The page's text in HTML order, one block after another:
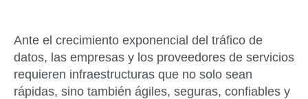
Ante el crecimiento exponencial del tráfico de
datos, las empresas y los proveedores de servicios
requieren infraestructuras que no solo sean
rápidas, sino también ágiles, seguras, confiables y